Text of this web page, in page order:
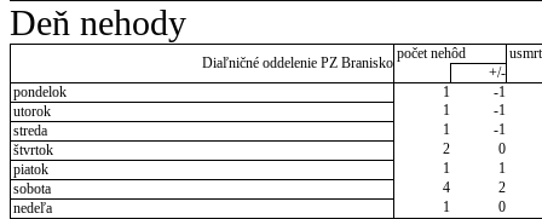
Deň nehody
Diaľničné oddelenie PZ Branisko
počet nehôd
+/-
pondelok
1
-1
utorok
1
-1
streda
1
-1
štvrtok
2
0
piatok
1
1
sobota
4
2
nedeľa
1 0